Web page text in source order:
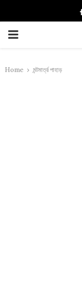
PRIMARY
Home মন্টমার্ত্র পাহাড়